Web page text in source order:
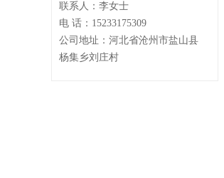
联系人：李女士
电 话：15233175309
公司地址：河北省沧州市盐山县
杨集乡刘庄村